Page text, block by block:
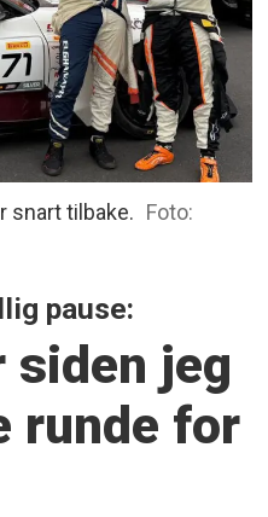
snart tilbake. Foto:
pause:
jeg
runde for